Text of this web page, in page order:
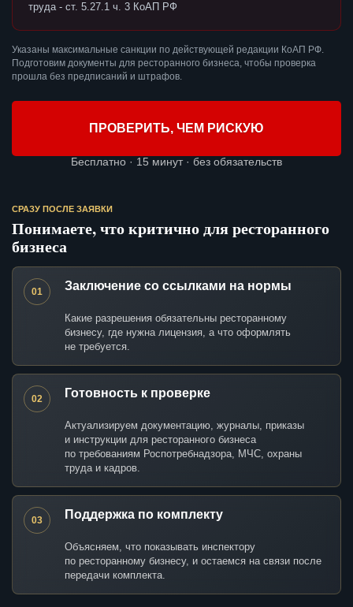
труда - ст. 5.27.1 ч. 3 КоАП РФ
Указаны максимальные санкции по действующей редакции КоАП РФ.
Подготовим документы для ресторанного бизнеса, чтобы проверка
прошла без предписаний и штрафов.
ПРОВЕРИТЬ, ЧЕМ РИСКУЮ
Бесплатно · 15 минут · без обязательств
СРАЗУ ПОСЛЕ ЗАЯВКИ
Понимаете, что критично для ресторанного
бизнеса
01 Заключение со ссылками на нормы
Какие разрешения обязательны ресторанному
бизнесу, где нужна лицензия, а что оформлять
не требуется.
02 Готовность к проверке
Актуализируем документацию, журналы, приказы
и инструкции для ресторанного бизнеса
по требованиям Роспотребнадзора, МЧС, охраны
труда и кадров.
03 Поддержка по комплекту
Объясняем, что показывать инспектору
по ресторанному бизнесу, и остаемся на связи после
передачи комплекта.